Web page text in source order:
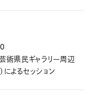
術県民ギャラリー周辺
によるセッション